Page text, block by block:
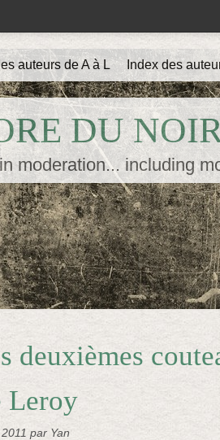
DU
moderation... including
auteurs de A à L Index des
deuxièmes
Leroy
par Yan